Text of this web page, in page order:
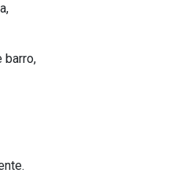
barro,